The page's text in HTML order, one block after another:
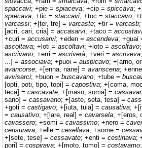
spaccavi; +pie = spiaceva; +cip = spiccava;
sprecava; +tic = staccavi; +toc = staccavo;
varcassi; +[ter, tre] = varcaste; +tir = varcasti
[acri, cari, cria] = accasarvi; +taco =
+curi = accusarvi; +eden = ascendeva; +guai
ascoltava; +loti = ascoltavi; +loto = ascoltavo
ascrivano; +erri = ascriverà; +veri = ascriveva
...] = associava; +puoi = auspicavo; +[arno,
avancorse; +[enna, nane] = avanscena;
avvisarci; +buon = buscavano; +tube =
[opti, poti, tipo, topi] = capostiva; +[coma,
teca] = cascavate; +[maso, soma] =
sano] = cassavano; +[aste, seta, tesa] =
+goti = castigavo; +[iuta, tuia] = causativa;
= causativo; +[lare, real] = cavarsela; +[eros,
cavassero; +somi = cavassimo; +nero =
censurava; +elle = cesellava; +some =
+[sete, tese] = cessavate; +enti = cestinava;
pori] = cospirava; +[moto, tomo] = costavamo